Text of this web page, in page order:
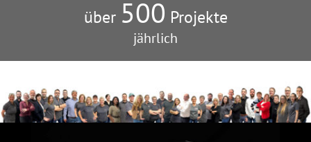
über 500 Projekte
jährlich